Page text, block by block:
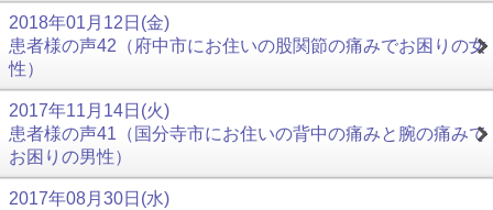
2018年01月12日(金)
患者様の声42（府中市にお住いの股関節の痛みでお困りの女
性）
2017年11月14日(火)
患者様の声41（国分寺市にお住いの背中の痛みと腕の痛みで
お困りの男性）
2017年08月30日(水)